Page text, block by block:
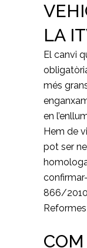
LA
El canvi
més
en
Hem de
pot ser
866/